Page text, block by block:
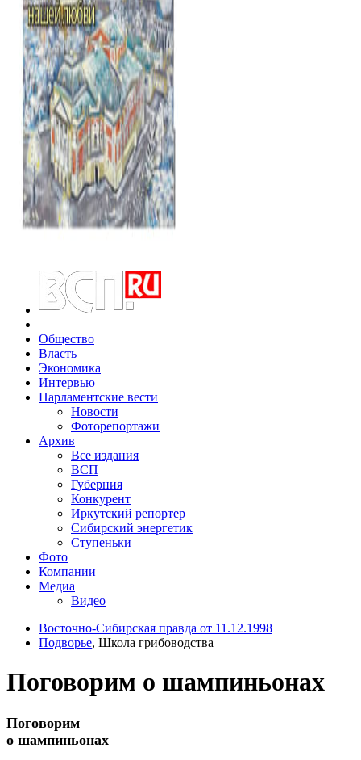
Общество
Власть
Экономика
Интервью
Парламентские вести
Новости
Фоторепортажи
Архив
Все издания
ВСП
Губерния
Конкурент
Иркутский репортер
Сибирский энергетик
Ступеньки
Фото
Компании
Медиа
Видео
Восточно-Сибирская правда от 11.12.1998
Подворье, Школа грибоводства
Поговорим о шампиньонах
Поговорим
о шампиньонах